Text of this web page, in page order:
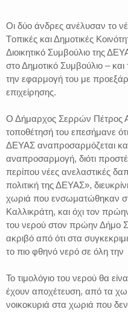
Οι δύο άνδρες ανέλυσαν το
Tοπικές και Δημοτικές
Διοικητικό Συμβούλιο της
στο Δημοτικό Συμβούλιο – και
την εφαρμογή του με
επιχείρησης.
Ο Δήμαρχος Σερρών Πέτρος
τοποθέτησή του επεσήμανε
ΔΕΥΑΣ αναπροσαρμόζεται
αναπροσαρμογή, διότι
περίπου νέες ανελαστικές
πολιτική της ΔΕΥΑΣ»,
χωριά που ενσωματώθηκαν
Καλλικράτη, και όχι τον
του νερού στον πρώην Δήμο
ακριβό από ότι στα
το πιο φθηνό νερό σε όλη
Το τιμολόγιο του νερού θα
έχουν αποχέτευση, από τα
νοικοκυριά στα χωριά που